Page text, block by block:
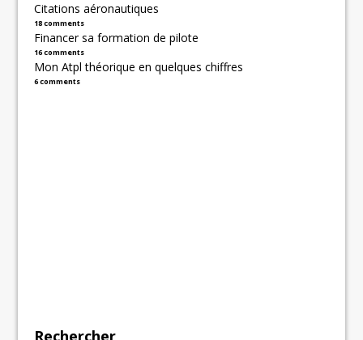
Citations aéronautiques
18 comments
Financer sa formation de pilote
16 comments
Mon Atpl théorique en quelques chiffres
6 comments
Rechercher